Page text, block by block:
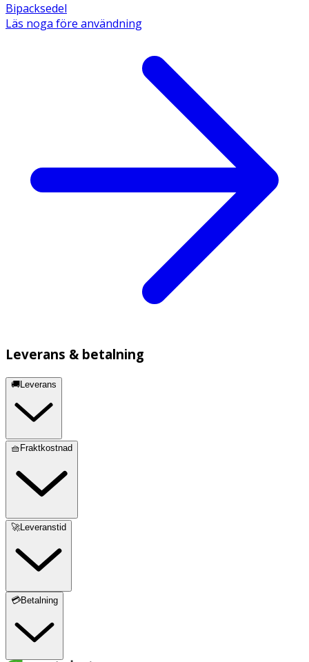
Bipacksedel
Läs noga före användning
Leverans & betalning
🚚Leverans
🧺Fraktkostnad
🚀Leveranstid
💳Betalning